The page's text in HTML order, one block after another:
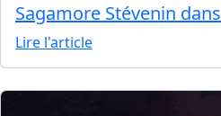
Sagamore Stévenin
Lire l'article